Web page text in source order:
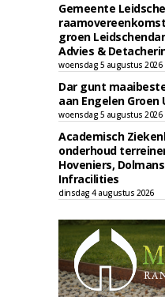
Gemeente
groen
Advies &
woensdag 5 augustus 2026
Dar gunt
aan Engelen Groen
woensdag 5 augustus 2026
Academisch
onderhoud
Hoveniers,
Infracilities
dinsdag 4 augustus 2026